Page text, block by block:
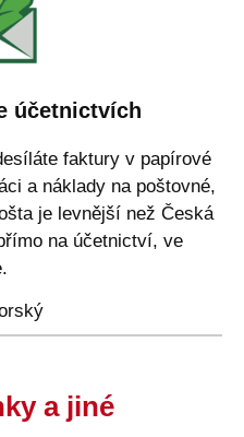
účetnictvích
faktury v papírové
a náklady na poštovné,
je levnější než Česká
na účetnictví, ve
a jiné